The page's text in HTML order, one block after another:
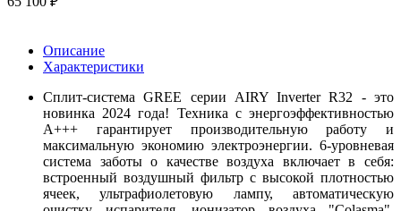
Описание
Характеристики
Сплит-система GREE серии AIRY Inverter R32 - это
новинка 2024 года! Техника с энергоэффективностью
А+++ гарантирует производительную работу и
максимальную экономию электроэнергии. 6-уровневая
система заботы о качестве воздуха включает в себя:
встроенный воздушный фильтр с высокой плотностью
ячеек, ультрафиолетовую лампу, автоматическую